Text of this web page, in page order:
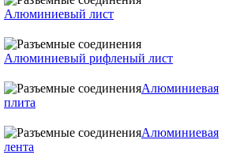
Алюминиевый лист
Алюминиевый рифленый лист
Алюминиевая
плита
Алюминиевая
лента